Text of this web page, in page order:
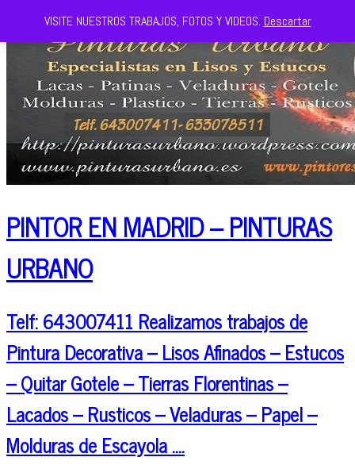
PINTOR EN MADRID – PINTURAS
URBANO
Telf: 643007411 Realizamos trabajos de
Pintura Decorativa – Lisos Afinados – Estucos
– Quitar Gotele – Tierras Florentinas –
Lacados – Rusticos – Veladuras – Papel –
Molduras de Escayola ….
VISITE NUESTROS TRABAJOS, FOTOS Y VIDEOS. Descartar